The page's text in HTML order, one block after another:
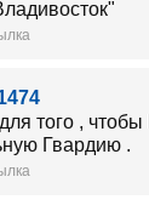
того ,
Гвардию .